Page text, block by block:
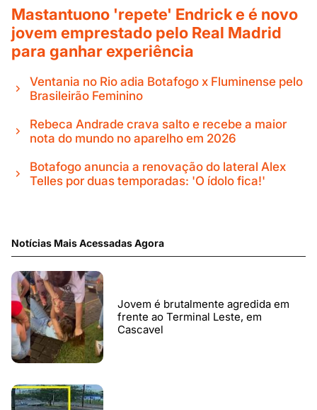
Mastantuono 'repete' Endrick e é novo
jovem emprestado pelo Real Madrid
para ganhar experiência
Ventania no Rio adia Botafogo x Fluminense pelo
Brasileirão Feminino
Rebeca Andrade crava salto e recebe a maior
nota do mundo no aparelho em 2026
Botafogo anuncia a renovação do lateral Alex
Telles por duas temporadas: 'O ídolo fica!'
Notícias Mais Acessadas Agora
Jovem é brutalmente agredida em
frente ao Terminal Leste, em
Cascavel